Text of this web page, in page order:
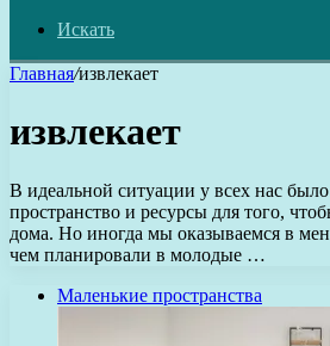
Искать
Главная/извлекает
извлекает
В идеальной ситуации у всех нас
пространство и ресурсы для того,
дома. Но иногда мы оказываемся в
чем планировали в молодые …
Маленькие пространства